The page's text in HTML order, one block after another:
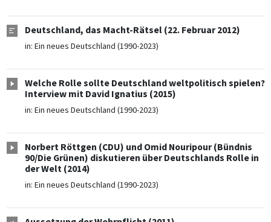
Deutschland, das Macht-Rätsel (22. Februar 2012)
in: Ein neues Deutschland (1990-2023)
Welche Rolle sollte Deutschland weltpolitisch spielen?
Interview mit David Ignatius (2015)
in: Ein neues Deutschland (1990-2023)
Norbert Röttgen (CDU) und Omid Nouripour (Bündnis
90/Die Grünen) diskutieren über Deutschlands Rolle in
der Welt (2014)
in: Ein neues Deutschland (1990-2023)